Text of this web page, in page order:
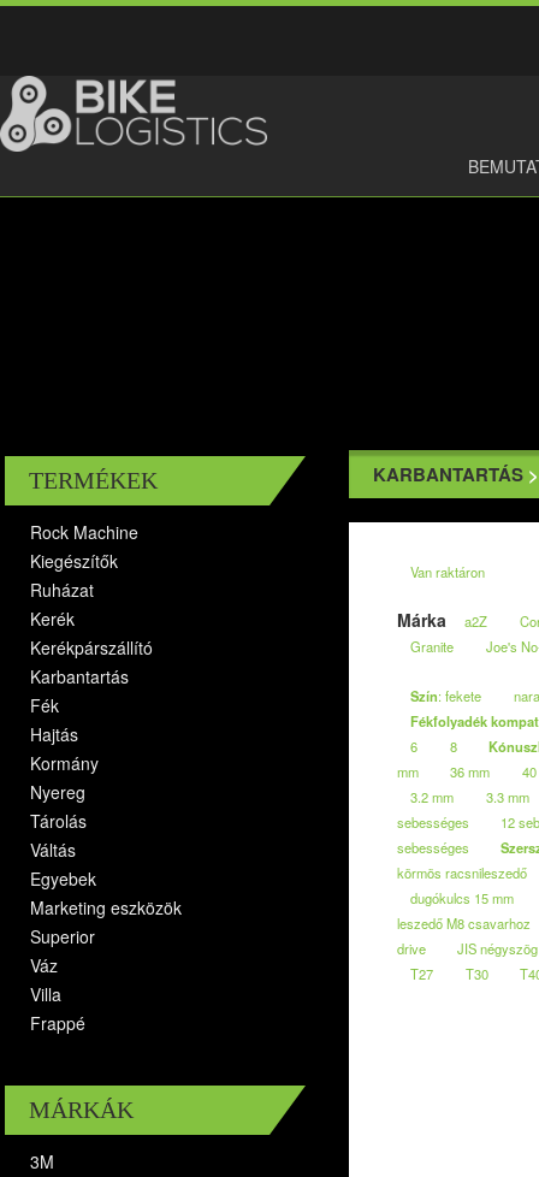
TERMÉKEK
Rock Machine
Kiegészítők
Ruházat
Kerék
Kerékpárszállító
Karbantartás
Fék
Hajtás
Kormány
Nyereg
Tárolás
Váltás
Egyebek
Marketing eszközök
Superior
Váz
Villa
Frappé
MÁRKÁK
3M
KARBANTARTÁS
Van raktáron
Márka a2Z
Granite
Joe's
Szín: fekete
Fékfolyadék
6
8
mm
36 mm
3.2 mm
3.3 mm
sebességes
12
sebességes
körmös racsnileszedő
dugókulcs 15 mm
leszedő M8 csavarhoz
drive
JIS négyszög
T27
T30